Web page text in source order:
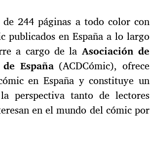
244 páginas a todo color con
publicados en España a lo largo
a cargo de la Asociación de
España(ACDCómic), ofrece
en España y constituye un
perspectiva tanto de lectores
en el mundo del cómic por